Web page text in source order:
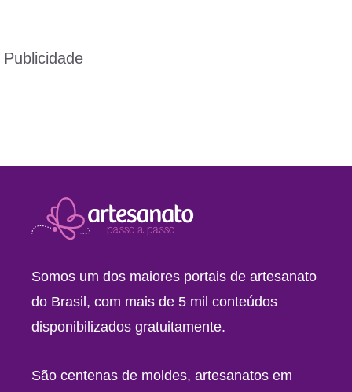
Publicidade
Somos um dos maiores portais de artesanato
do Brasil, com mais de 5 mil conteúdos
disponibilizados gratuitamente.
São centenas de moldes, artesanatos em